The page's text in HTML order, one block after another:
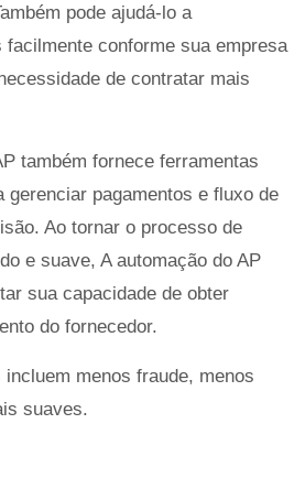
pode ajudá-lo a
facilmente conforme sua empresa
de contratar mais
também fornece ferramentas
gerenciar pagamentos e fluxo de
Ao tornar o processo de
e suave, A automação do AP
sua capacidade de obter
do fornecedor.
menos fraude, menos
suaves.